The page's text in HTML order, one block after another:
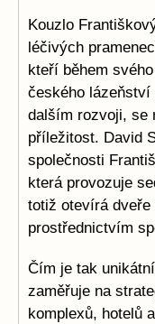
Kouzlo
léčivých
kteří během
českého
dalším rozvoji, se
příležitost. David
společnosti
která provozuje
totiž otevírá
prostřednictvím
Čím je tak
zaměřuje na
komplexů, hotelů